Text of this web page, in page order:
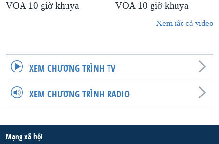
VOA 10 giờ khuya VOA 10 giờ khuya
Xem tất cả video
XEM CHƯƠNG TRÌNH TV
XEM CHƯƠNG TRÌNH RADIO
Mạng xã hội